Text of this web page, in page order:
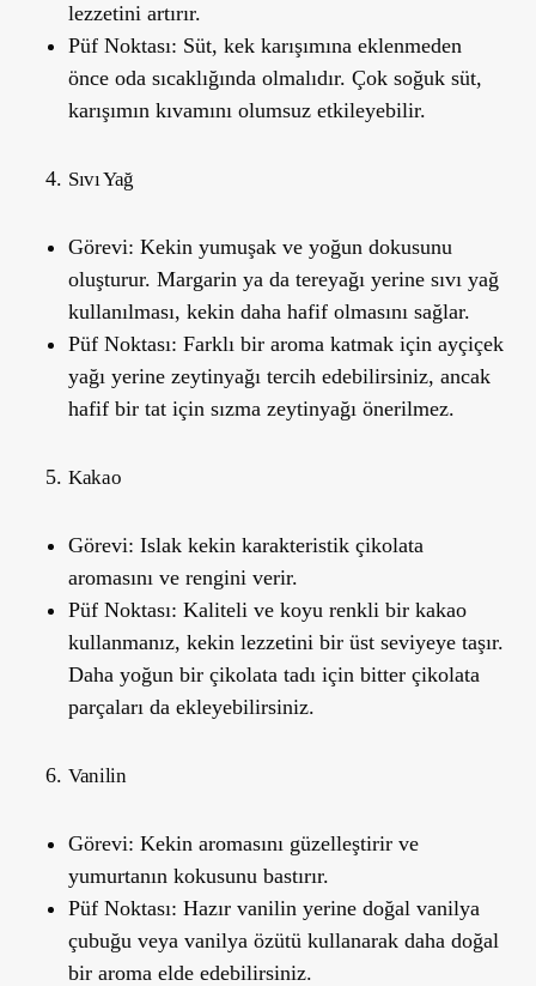
lezzetini artırır.
Püf Noktası: Süt, kek karışımına eklenmeden
önce oda sıcaklığında olmalıdır. Çok soğuk süt,
karışımın kıvamını olumsuz etkileyebilir.
Sıvı Yağ
Görevi: Kekin yumuşak ve yoğun dokusunu
oluşturur. Margarin ya da tereyağı yerine sıvı yağ
kullanılması, kekin daha hafif olmasını sağlar.
Püf Noktası: Farklı bir aroma katmak için ayçiçek
yağı yerine zeytinyağı tercih edebilirsiniz, ancak
hafif bir tat için sızma zeytinyağı önerilmez.
Kakao
Görevi: Islak kekin karakteristik çikolata
aromasını ve rengini verir.
Püf Noktası: Kaliteli ve koyu renkli bir kakao
kullanmanız, kekin lezzetini bir üst seviyeye taşır.
Daha yoğun bir çikolata tadı için bitter çikolata
parçaları da ekleyebilirsiniz.
Vanilin
Görevi: Kekin aromasını güzelleştirir ve
yumurtanın kokusunu bastırır.
Püf Noktası: Hazır vanilin yerine doğal vanilya
çubuğu veya vanilya özütü kullanarak daha doğal
bir aroma elde edebilirsiniz.